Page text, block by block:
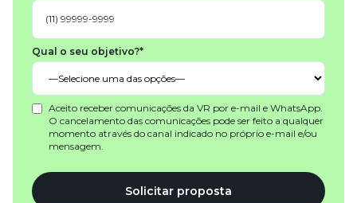
Qual o seu objetivo?*
Aceito receber comunicações da VR por e-mail e WhatsApp.
O cancelamento das comunicações pode ser feito a qualquer
momento através do canal indicado no próprio e-mail e/ou
mensagem.
Solicitar proposta